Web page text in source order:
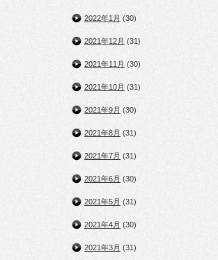
2022年1月 (30)
2021年12月 (31)
2021年11月 (30)
2021年10月 (31)
2021年9月 (30)
2021年8月 (31)
2021年7月 (31)
2021年6月 (30)
2021年5月 (31)
2021年4月 (30)
2021年3月 (31)